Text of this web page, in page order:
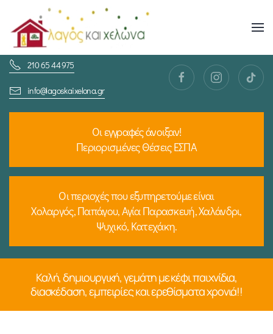
Skip
to
main
content
210 65 44 975
info@lagoskaixelona.gr
Οι εγγραφές άνοιξαν!
Περιορισμένες Θέσεις ΕΣΠΑ
Οι περιοχές που εξυπηρετούμε είναι
Χολαργός, Παπάγου, Αγία Παρασκευή, Χαλάνδρι,
Ψυχικό, Κατεχάκη.
Καλή, δημιουργική, γεμάτη με κέφι παιχνίδια,
διασκέδαση, εμπειρίες και ερεθίσματα χρονιά!!